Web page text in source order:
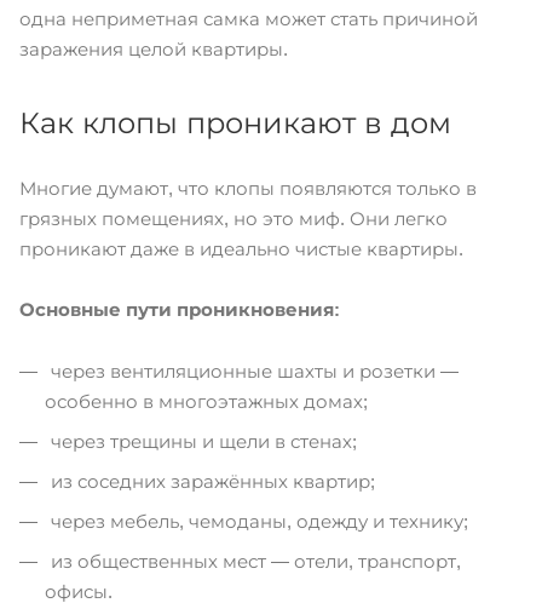
одна неприметная самка может стать причиной
заражения целой квартиры.
Как клопы проникают в дом
Многие думают, что клопы появляются только в
грязных помещениях, но это миф. Они легко
проникают даже в идеально чистые квартиры.
Основные пути проникновения:
через вентиляционные шахты и розетки —
особенно в многоэтажных домах;
через трещины и щели в стенах;
из соседних заражённых квартир;
через мебель, чемоданы, одежду и технику;
из общественных мест — отели, транспорт,
офисы.